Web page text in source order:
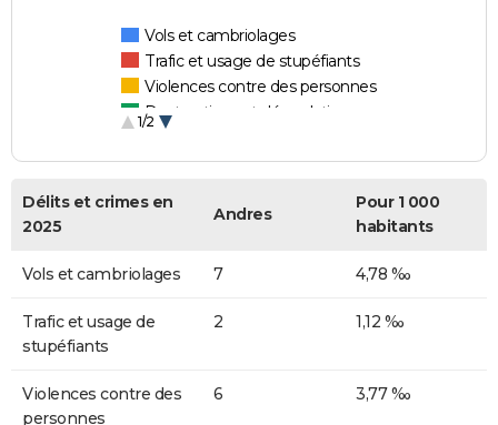
Vols et cambriolages
Trafic et usage de stupéfiants
Violences contre des personnes
Destructions et dégradations
1/2
Délits et crimes en
2025
Andres
Pour 1 000
habitants
Vols et cambriolages 7 4,78 ‰
Trafic et usage de
stupéfiants
2 1,12 ‰
Violences contre des
personnes
6 3,77 ‰